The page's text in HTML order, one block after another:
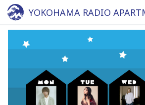
YOKOHAMA RADIO
yokohama 84.7